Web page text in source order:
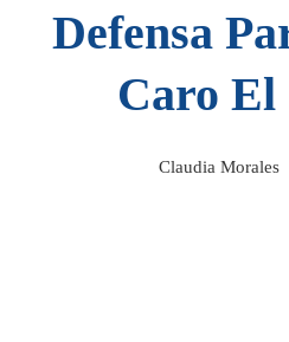
Defensa
Caro El
Claudia Morales